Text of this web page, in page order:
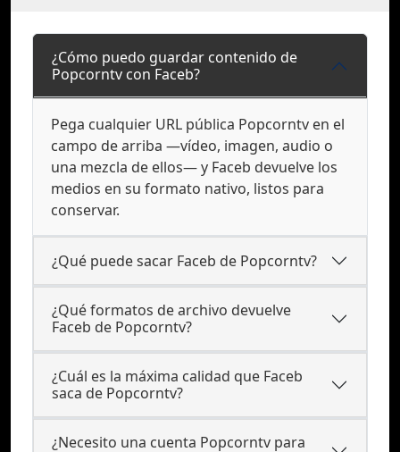
¿Cómo puedo guardar contenido de
Popcorntv con Faceb?
Pega cualquier URL pública Popcorntv en el
campo de arriba —vídeo, imagen, audio o
una mezcla de ellos— y Faceb devuelve los
medios en su formato nativo, listos para
conservar.
¿Qué puede sacar Faceb de Popcorntv?
¿Qué formatos de archivo devuelve
Faceb de Popcorntv?
¿Cuál es la máxima calidad que Faceb
saca de Popcorntv?
¿Necesito una cuenta Popcorntv para